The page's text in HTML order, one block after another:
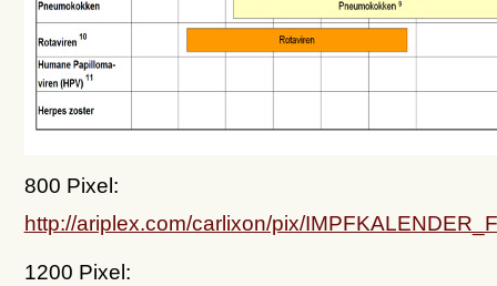
800 Pixel:
http://ariplex.com/carlixon/pix/
1200 Pixel: